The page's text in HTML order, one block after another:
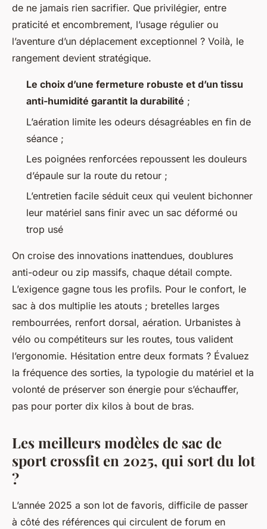
de ne jamais rien sacrifier. Que privilégier, entre
praticité et encombrement, l’usage régulier ou
l’aventure d’un déplacement exceptionnel ? Voilà, le
rangement devient stratégique.
Le choix d’une fermeture robuste et d’un tissu
anti-humidité garantit la durabilité ;
L’aération limite les odeurs désagréables en fin de
séance ;
Les poignées renforcées repoussent les douleurs
d’épaule sur la route du retour ;
L’entretien facile séduit ceux qui veulent bichonner
leur matériel sans finir avec un sac déformé ou
trop usé
On croise des innovations inattendues, doublures
anti-odeur ou zip massifs, chaque détail compte.
L’exigence gagne tous les profils. Pour le confort, le
sac à dos multiplie les atouts ; bretelles larges
rembourrées, renfort dorsal, aération. Urbanistes à
vélo ou compétiteurs sur les routes, tous valident
l’ergonomie. Hésitation entre deux formats ? Évaluez
la fréquence des sorties, la typologie du matériel et la
volonté de préserver son énergie pour s’échauffer,
pas pour porter dix kilos à bout de bras.
Les meilleurs modèles de sac de
sport crossfit en 2025, qui sort du lot
?
L’année 2025 a son lot de favoris, difficile de passer
à côté des références qui circulent de forum en